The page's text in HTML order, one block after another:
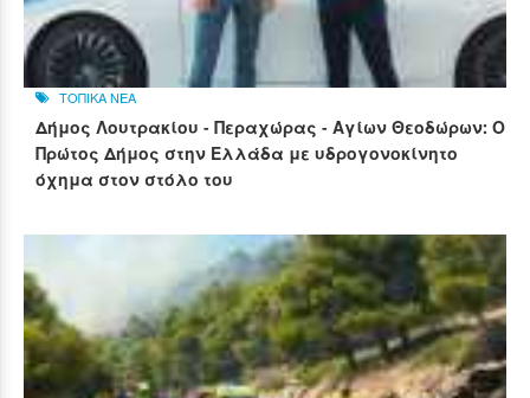
ΤΟΠΙΚΑ ΝΕΑ
Δήμος Λουτρακίου - Περαχώρας - Αγίων Θεοδώρων: Ο
Πρώτος Δήμος στην Ελλάδα με υδρογονοκίνητο
όχημα στον στόλο του